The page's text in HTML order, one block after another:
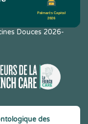
Douces 2026-
des